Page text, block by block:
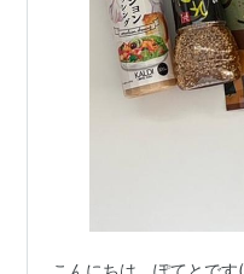
こんにちは、ぽてとで